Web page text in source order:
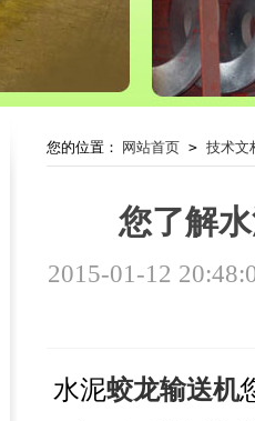
您的位置： 网站首页 > 技术文
您了解
2015-01-12
水泥蛟龙输送机